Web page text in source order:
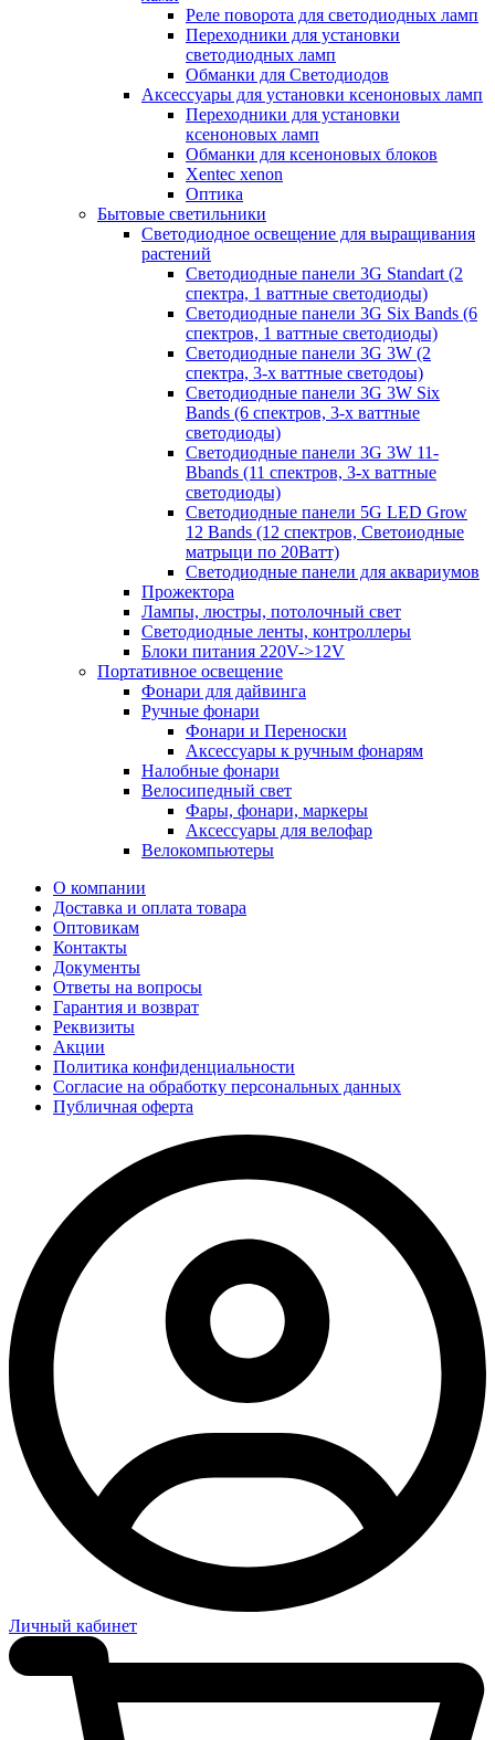
Реле поворота для светодиодных ламп
Переходники для установки
светодиодных ламп
Обманки для Светодиодов
Аксессуары для установки ксеноновых ламп
Переходники для установки
ксеноновых ламп
Обманки для ксеноновых блоков
Xentec xenon
Оптика
Бытовые светильники
Светодиодное освещение для выращивания
растений
Cветодиодные панели 3G Standart (2
спектра, 1 ваттные светодиоды)
Светодиодные панели 3G Six Bands (6
спектров, 1 ваттные светодиоды)
Светодиодные панели 3G 3W (2
спектра, 3-х ваттные светодоы)
Светодиодные панели 3G 3W Six
Bands (6 спектров, 3-х ваттные
светодиоды)
Светодиодные панели 3G 3W 11-
Bbands (11 спектров, З-х ваттные
светодиоды)
Светодиодные панели 5G LЕD Grow
12 Bands (12 спектров, Светоиодные
матрыци по 20Ватт)
Светодиодные панели для аквариумов
Прожектора
Лампы, люстры, потолочный свет
Светодиодные ленты, контроллеры
Блоки питания 220V->12V
Портативное освещение
Фонари для дайвинга
Ручные фонари
Фонари и Переноски
Аксессуары к ручным фонарям
Налобные фонари
Велосипедный свет
Фары, фонари, маркеры
Аксессуары для велофар
Велокомпьютеры
О компании
Доставка и оплата товара
Оптовикам
Контакты
Документы
Ответы на вопросы
Гарантия и возврат
Реквизиты
Акции
Политика конфиденциальности
Согласие на обработку персональных данных
Публичная оферта
Личный кабинет